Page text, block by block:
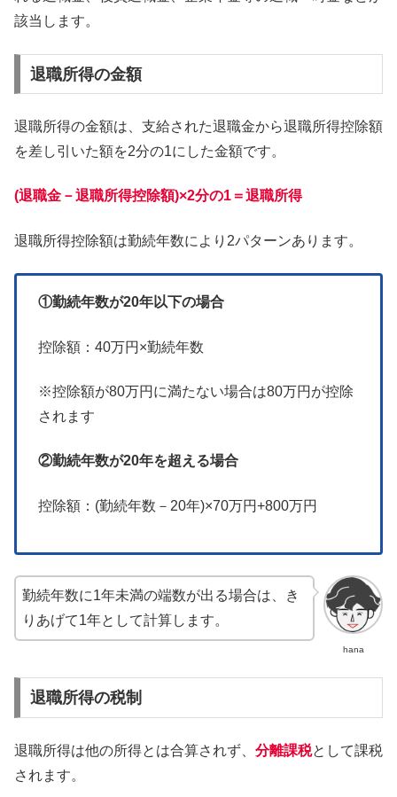
該当します。
退職所得の金額
退職所得の金額は、支給された退職金から退職所得控除額
を差し引いた額を2分の1にした金額です。
(退職金－退職所得控除額)×2分の1＝退職所得
退職所得控除額は勤続年数により2パターンあります。
①勤続年数が20年以下の場合
控除額：40万円×勤続年数
※控除額が80万円に満たない場合は80万円が控除
されます
②勤続年数が20年を超える場合
控除額：(勤続年数－20年)×70万円+800万円
hana
勤続年数に1年未満の端数が出る場合は、き
りあげて1年として計算します。
退職所得の税制
退職所得は他の所得とは合算されず、 分離課税として課税
されます。